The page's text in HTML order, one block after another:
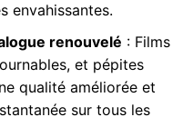
envahissantes.
renouvelé : Films
et pépites
qualité améliorée et
sur tous les